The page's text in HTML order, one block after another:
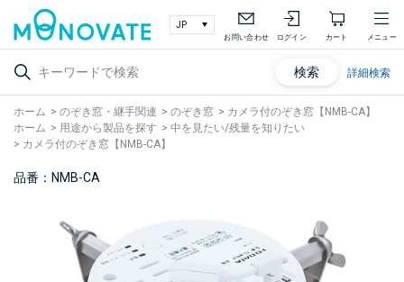
お問い合わせ ログイン カート メニュー
検索 詳細検索
ホーム > のぞき窓・継手関連 > のぞき窓 > カメラ付のぞき窓【NMB-CA】
ホーム > 用途から製品を探す > 中を見たい/残量を知りたい
> カメラ付のぞき窓【NMB-CA】
品番：NMB-CA